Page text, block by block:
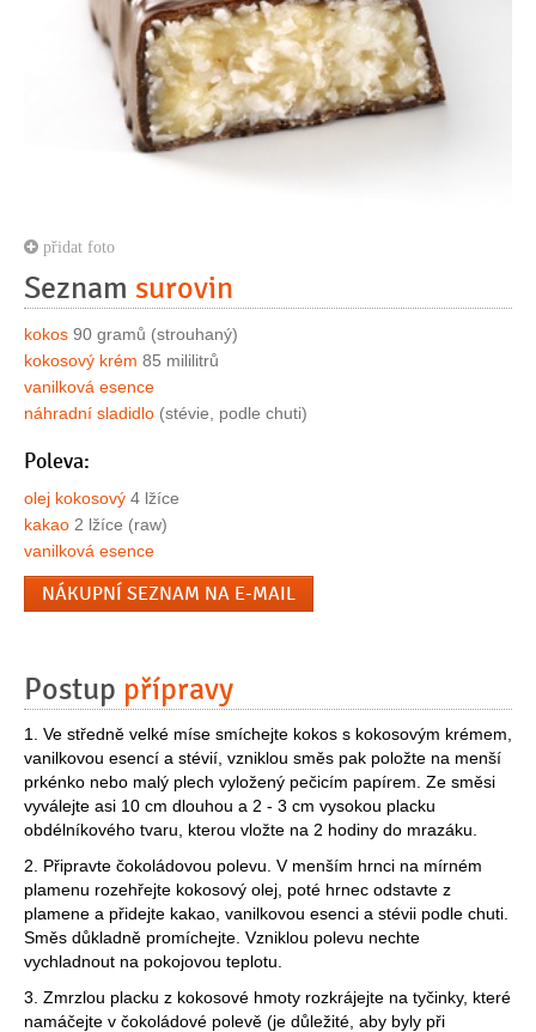
přidat foto
Seznam surovin
kokos 90 gramů (strouhaný)
kokosový krém 85 mililitrů
vanilková esence
náhradní sladidlo (stévie, podle chuti)
Poleva:
olej kokosový 4 lžíce
kakao 2 lžíce (raw)
vanilková esence
NÁKUPNÍ SEZNAM NA E-MAIL
Postup přípravy
1. Ve středně velké míse smíchejte kokos s kokosovým krémem,
vanilkovou esencí a stévií, vzniklou směs pak položte na menší
prkénko nebo malý plech vyložený pečicím papírem. Ze směsi
vyválejte asi 10 cm dlouhou a 2 - 3 cm vysokou placku
obdélníkového tvaru, kterou vložte na 2 hodiny do mrazáku.
2. Připravte čokoládovou polevu. V menším hrnci na mírném
plamenu rozehřejte kokosový olej, poté hrnec odstavte z
plamene a přidejte kakao, vanilkovou esenci a stévii podle chuti.
Směs důkladně promíchejte. Vzniklou polevu nechte
vychladnout na pokojovou teplotu.
3. Zmrzlou placku z kokosové hmoty rozkrájejte na tyčinky, které
namáčejte v čokoládové polevě (je důležité, aby byly při